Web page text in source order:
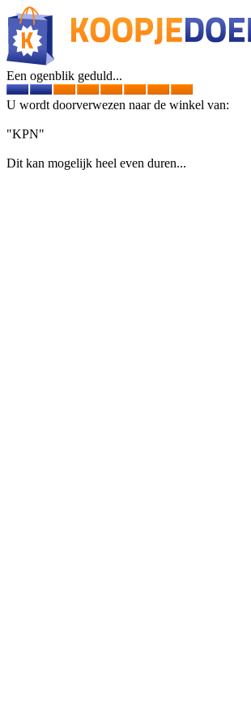
Een ogenblik geduld...
U wordt doorverwezen naar de winkel van:
"KPN"
Dit kan mogelijk heel even duren...